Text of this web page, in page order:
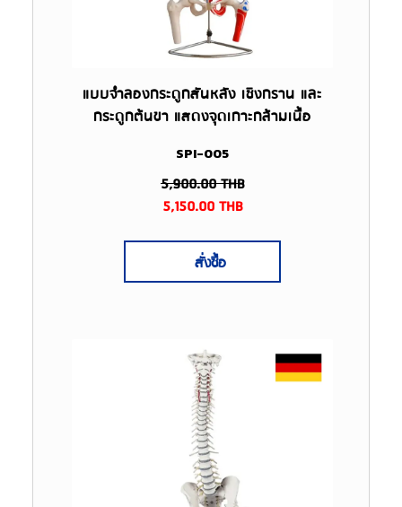
แบบจำลองกระดูกสันหลัง เชิงกราน และ
กระดูกต้นขา แสดงจุดเกาะกล้ามเนื้อ
SPI-005
5,900.00THB
5,150.00THB
สั่งซื้อ